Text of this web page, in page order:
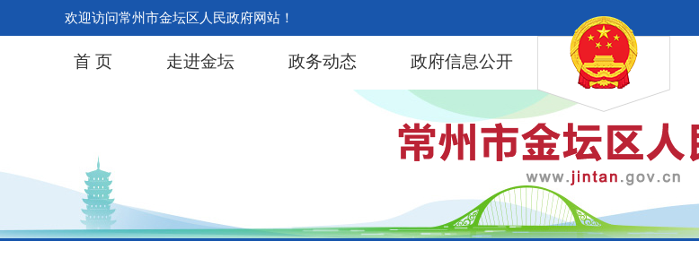
欢迎访问常州市金坛区人民政府网站！
首 页 走进金坛 政务动态 政府信息公开